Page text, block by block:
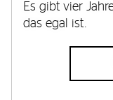
Es gibt vier
das egal ist.